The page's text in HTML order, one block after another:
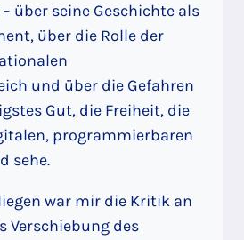
über seine Geschichte als
über die Rolle der
und über die Gefahren
Gut, die Freiheit, die
programmierbaren
sehe.
war mir die Kritik an
Verschiebung des